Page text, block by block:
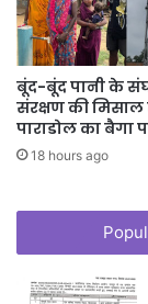
बूंद-बूंद पानी के
संरक्षण की
पाराडोल का बैगा
18 hours ago